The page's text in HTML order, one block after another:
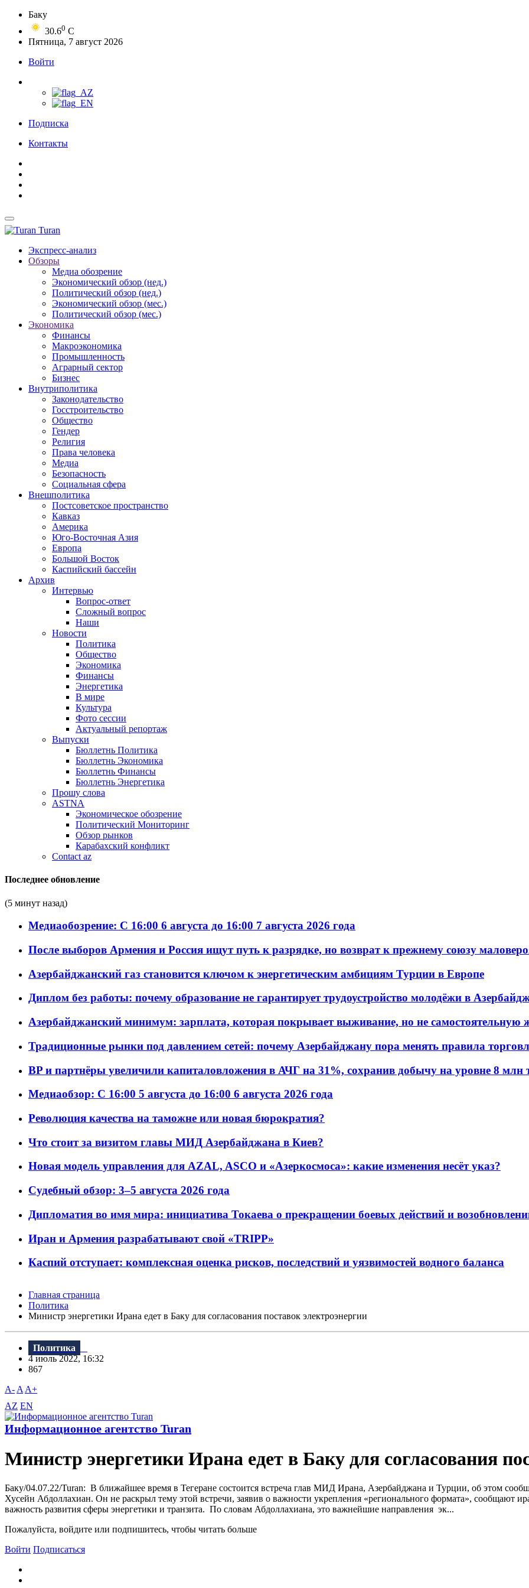
Баку
30.60 C
Пятница, 7 август 2026
Войти
Подписка
Контакты
Turan
Экспресс-анализ
Обзоры
Медиа обозрение
Экономический обзор (нед.)
Политический обзор (нед.)
Экономический обзор (мес.)
Политический обзор (мес.)
Экономика
Финансы
Макроэкономика
Промышленность
Аграрный сектор
Бизнес
Внутриполитика
Законодательство
Госстроительство
Общество
Гендер
Религия
Права человека
Медиа
Безопасность
Социальная сфера
Внешполитика
Постсоветское пространство
Кавказ
Америка
Юго-Восточная Азия
Европа
Большой Восток
Каспийский бассейн
Архив
Интервью
Вопрос-ответ
Сложный вопрос
Наши
Новости
Политика
Общество
Экономика
Финансы
Энергетика
В мире
Культура
Фото сессии
Актуальный репортаж
Выпуски
Бюллетнь Политика
Бюллетнь Экономика
Бюллетнь Финансы
Бюллетнь Энергетика
Прошу слова
ASTNA
Экономическое обозрение
Политический Мониторинг
Обзор рынков
Карабахский конфликт
Contact az
Последнее обновление
(5 минут назад)
Медиаобозрение: С 16:00 6 августа до 16:00 7 августа 2026 года
После выборов Армения и Россия ищут путь к разрядке, но возврат к прежнему союзу
Азербайджанский газ становится ключом к энергетическим амбициям Турции в Европе
Диплом без работы: почему образование не гарантирует трудоустройство молодёжи в
Азербайджанский минимум: зарплата, которая покрывает выживание, но не самостоятельную
Традиционные рынки под давлением сетей: почему Азербайджану пора менять правила
BP и партнёры увеличили капиталовложения в АЧГ на 31%, сохранив добычу на уровне 8 млн
Медиаобзор: С 16:00 5 августа до 16:00 6 августа 2026 года
Революция качества на таможне или новая бюрократия?
Что стоит за визитом главы МИД Азербайджана в Киев?
Новая модель управления для AZAL, ASCO и «Азеркосмоса»: какие изменения несёт указ?
Судебный обзор: 3–5 августа 2026 года
Дипломатия во имя мира: инициатива Токаева о прекращении боевых действий и
Иран и Армения разрабатывают свой «TRIPP»
Каспий отступает: комплексная оценка рисков, последствий и уязвимостей водного баланса
Главная страница
Политика
Министр энергетики Ирана едет в Баку для согласования поставок электроэнергии
Политика
4 июль 2022, 16:32
867
A- A A+
AZ EN
Информационное агентство Turan
Министр энергетики Ирана едет в Баку для согласования
Баку/04.07.22/Turan: В ближайшее время в Тегеране состоится встреча глав МИД Ирана, Азербайджана и Турции, об этом
Хусейн Абдоллахиан. Он не раскрыл тему этой встречи, заявив о важности укрепления «регионального формата», сообщают
важность развития сферы энергетики и транзита. По словам Абдоллахиана, это важнейшие направления эк...
Пожалуйста, войдите или подпишитесь, чтобы читать больше
Войти Подписаться